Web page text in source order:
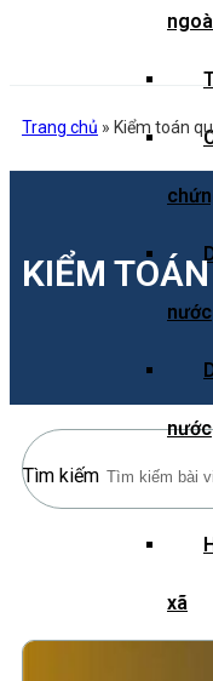
nước
nước
xã
Trang chủ » Kiểm toán
KIỂM
Tìm kiếm